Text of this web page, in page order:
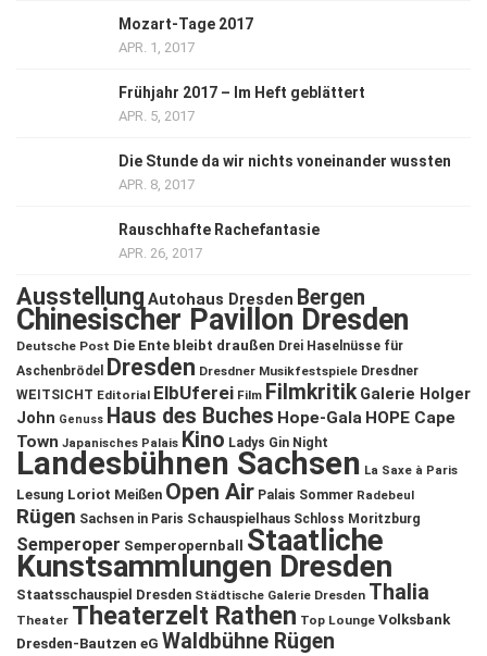
Mozart-Tage 2017
APR. 1, 2017
Frühjahr 2017 – Im Heft geblättert
APR. 5, 2017
Die Stunde da wir nichts voneinander wussten
APR. 8, 2017
Rauschhafte Rachefantasie
APR. 26, 2017
Ausstellung Autohaus Dresden Bergen
Chinesischer Pavillon Dresden
Deutsche Post Die Ente bleibt draußen Drei Haselnüsse für
Aschenbrödel
Dresden Dresdner Musikfestspiele Dresdner
WEITSICHT Editorial ElbUferei Film Filmkritik Galerie Holger
John Genuss Haus des Buches Hope-Gala HOPE Cape
Town Japanisches Palais Kino Ladys Gin Night
Landesbühnen Sachsen La Saxe à Paris
Lesung Loriot Meißen Open Air Palais Sommer Radebeul
Rügen Sachsen in Paris Schauspielhaus Schloss Moritzburg
Semperoper Semperopernball Staatliche
Kunstsammlungen Dresden
Staatsschauspiel Dresden Städtische Galerie Dresden Thalia
Theater Theaterzelt Rathen Top Lounge Volksbank
Dresden-Bautzen eG Waldbühne Rügen